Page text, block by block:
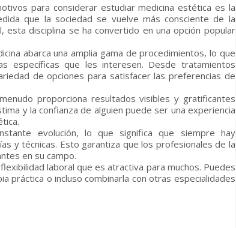
para considerar estudiar medicina estética es la
que la sociedad se vuelve más consciente de la
disciplina se ha convertido en una opción popular
abarca una amplia gama de procedimientos, lo que
específicas que les interesen. Desde tratamientos
de opciones para satisfacer las preferencias de
proporciona resultados visibles y gratificantes
y la confianza de alguien puede ser una experiencia
evolución, lo que significa que siempre hay
y técnicas. Esto garantiza que los profesionales de la
en su campo.
laboral que es atractiva para muchos. Puedes
práctica o incluso combinarla con otras especialidades